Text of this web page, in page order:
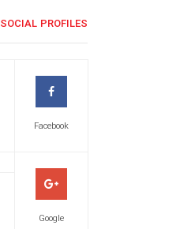
SOCIAL PROFILES
Facebook
Google